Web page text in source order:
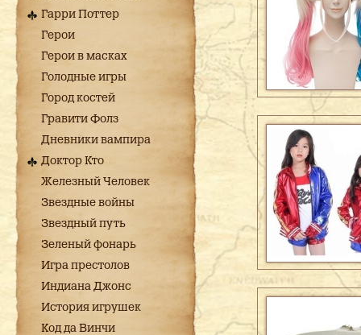
Гарри Поттер
Герои
Герои в масках
Голодные игры
Город костей
Гравити Фолз
Дневники вампира
Доктор Кто
Железный Человек
Звездные войны
Звездный путь
Зеленый фонарь
Игра престолов
Индиана Джонс
История игрушек
Код да Винчи